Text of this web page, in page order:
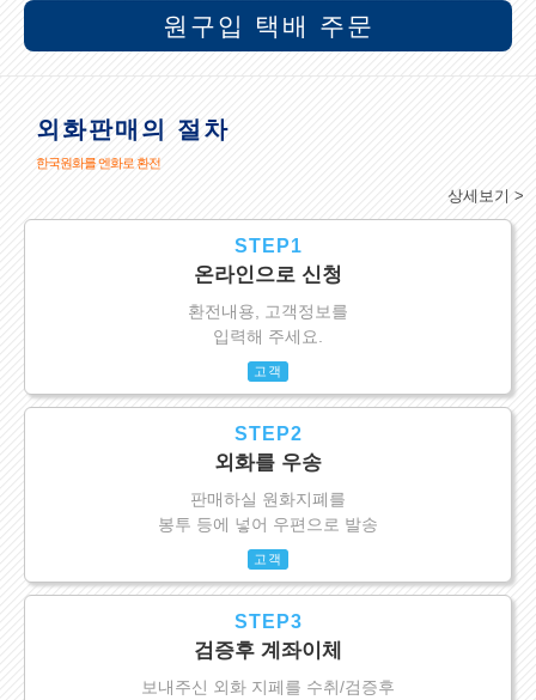
원구입 택배 주문
외화판매의 절차
한국원화를 엔화로 환전
상세보기 >
STEP1
온라인으로 신청
환전내용, 고객정보를
입력해 주세요.
고객
STEP2
외화를 우송
판매하실 원화지폐를
봉투 등에 넣어 우편으로 발송
고객
STEP3
검증후 계좌이체
보내주신 외화 지페를 수취/검증후